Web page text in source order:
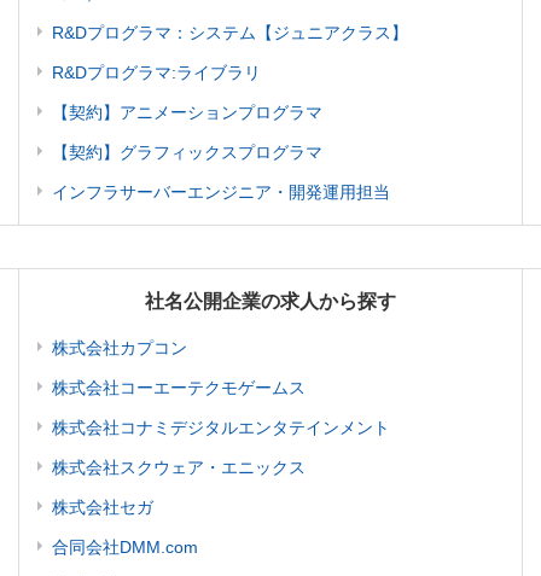
R&Dプログラマ：システム【ジュニアクラス】
R&Dプログラマ:ライブラリ
【契約】アニメーションプログラマ
【契約】グラフィックスプログラマ
インフラサーバーエンジニア・開発運用担当
社名公開企業の求人から探す
株式会社カプコン
株式会社コーエーテクモゲームス
株式会社コナミデジタルエンタテインメント
株式会社スクウェア・エニックス
株式会社セガ
合同会社DMM.com